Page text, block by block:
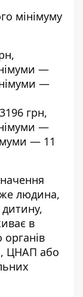
мінімуму
—
—
грн,
—
— 11
людина,
в
ЦНАП або